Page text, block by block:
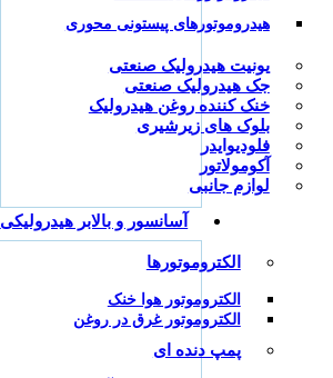
هیدروموتورهای پیستونی محوری
یونیت هیدرولیک صنعتی
جک هیدرولیک صنعتی
خنک کننده روغن هیدرولیک
بلوک های زیرشیری
فلودیوایدر
آکومولاتور
لوازم جانبی
آسانسور و بالابر هیدرولیکی
الکتروموتورها
الکتروموتور هوا خنک
الکتروموتور غرق در روغن
پمپ دنده ای